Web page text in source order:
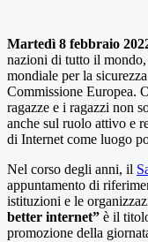
Martedì 8 febbraio
nazioni di tutto il
mondiale per la
Commissione Europea.
ragazze e i ragazzi non
anche sul ruolo attivo e
di Internet come luogo
Nel corso degli anni, il
appuntamento di
istituzioni e le
better internet” è il
promozione della